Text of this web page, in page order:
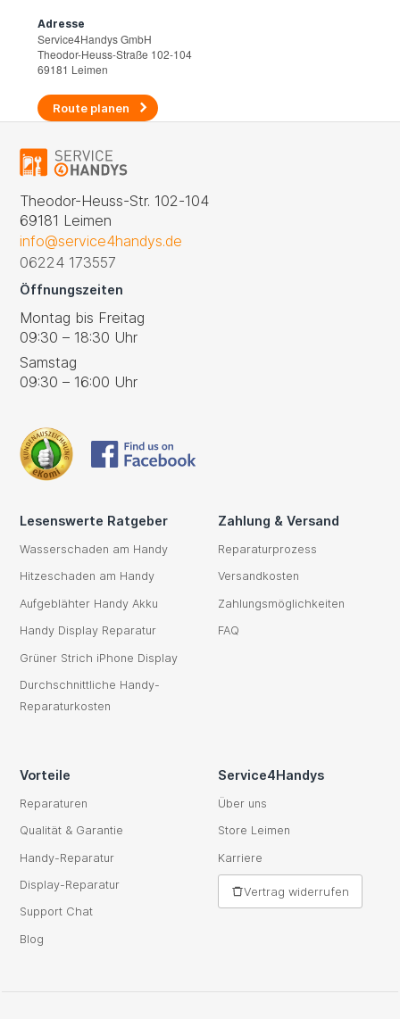
Adresse
Service4Handys GmbH
Theodor-Heuss-Straße 102-104
69181 Leimen
Route planen
Theodor-Heuss-Str. 102-104
69181 Leimen
info@service4handys.de
06224 173557
Öffnungszeiten
Montag bis Freitag
09:30 – 18:30 Uhr
Samstag
09:30 – 16:00 Uhr
Lesenswerte Ratgeber
Wasserschaden am Handy
Hitzeschaden am Handy
Aufgeblähter Handy Akku
Handy Display Reparatur
Grüner Strich iPhone Display
Durchschnittliche Handy-
Reparaturkosten
Zahlung & Versand
Reparaturprozess
Versandkosten
Zahlungsmöglichkeiten
FAQ
Vorteile
Reparaturen
Qualität & Garantie
Handy-Reparatur
Display-Reparatur
Support Chat
Blog
Service4Handys
Über uns
Store Leimen
Karriere
Vertrag widerrufen